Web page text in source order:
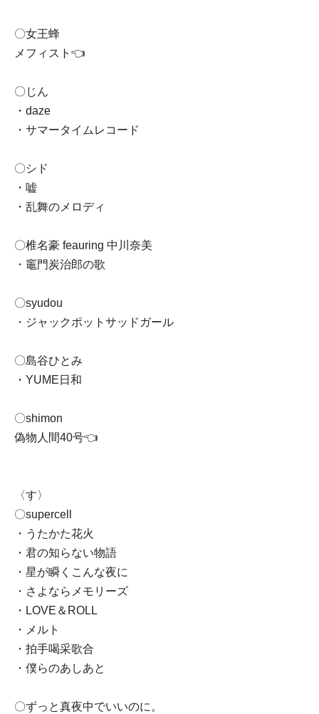
〇女王蜂
メフィスト👈
〇じん
・daze
・サマータイムレコード
〇シド
・嘘
・乱舞のメロディ
〇椎名豪 feauring 中川奈美
・竈門炭治郎の歌
〇syudou
・ジャックポットサッドガール
〇島谷ひとみ
・YUME日和
〇shimon
偽物人間40号👈
〈す〉
〇supercell
・うたかた花火
・君の知らない物語
・星が瞬くこんな夜に
・さよならメモリーズ
・LOVE＆ROLL
・メルト
・拍手喝采歌合
・僕らのあしあと
〇ずっと真夜中でいいのに。